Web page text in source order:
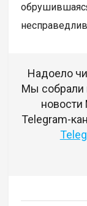
Надоело
Мы собрали
новости
Telegram-